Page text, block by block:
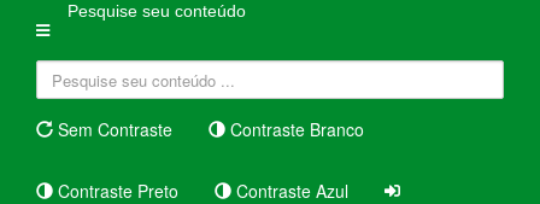
Pesquise seu conteúdo
Sem Contraste Contraste Branco
Contraste Preto Contraste Azul